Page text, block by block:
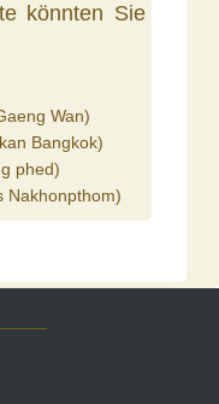
könnten Sie
Wan)
Bangkok)
phed)
Nakhonpthom)